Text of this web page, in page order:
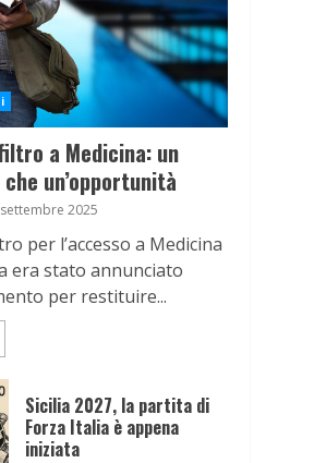
a Medicina: un
un’opportunità
2025
per l’accesso a Medicina
era stato annunciato
per restituire...
Sicilia 2027, la partita di
Forza Italia è appena
iniziata